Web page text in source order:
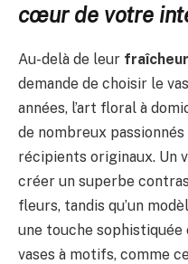
cœur de votre
Au-delà de leur fraîcheur
demande de choisir le
années, l’art floral à
de nombreux
récipients originaux. Un
créer un superbe
fleurs, tandis qu’un
une touche sophistiquée
vases à motifs, comme